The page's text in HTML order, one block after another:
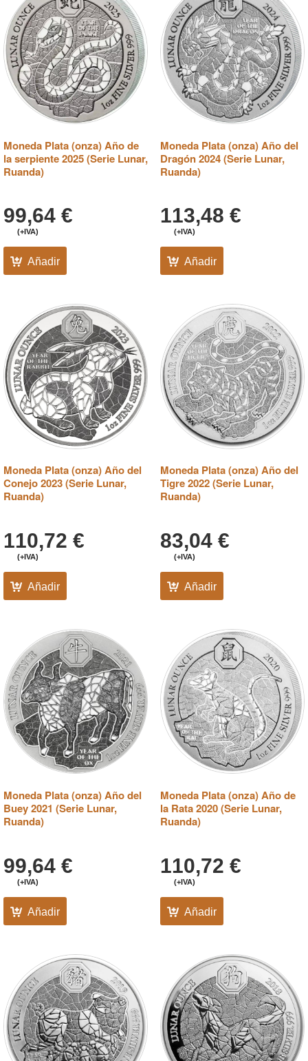
Moneda Plata (onza) Año de
la serpiente 2025 (Serie Lunar,
Ruanda)
99,64 €
(+IVA)
Añadir
Moneda Plata (onza) Año del
Dragón 2024 (Serie Lunar,
Ruanda)
113,48 €
(+IVA)
Añadir
Moneda Plata (onza) Año del
Conejo 2023 (Serie Lunar,
Ruanda)
110,72 €
(+IVA)
Añadir
Moneda Plata (onza) Año del
Tigre 2022 (Serie Lunar,
Ruanda)
83,04 €
(+IVA)
Añadir
Moneda Plata (onza) Año del
Buey 2021 (Serie Lunar,
Ruanda)
99,64 €
(+IVA)
Añadir
Moneda Plata (onza) Año de
la Rata 2020 (Serie Lunar,
Ruanda)
110,72 €
(+IVA)
Añadir